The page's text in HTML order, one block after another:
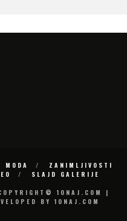
MODA
ZANIMLJIVOSTI
SLAJD GALERIJE
10NAJ.COM |
BY 10NAJ.COM